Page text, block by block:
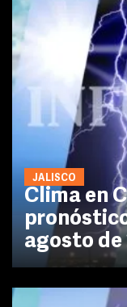
JALISCO
Clima en
agosto de